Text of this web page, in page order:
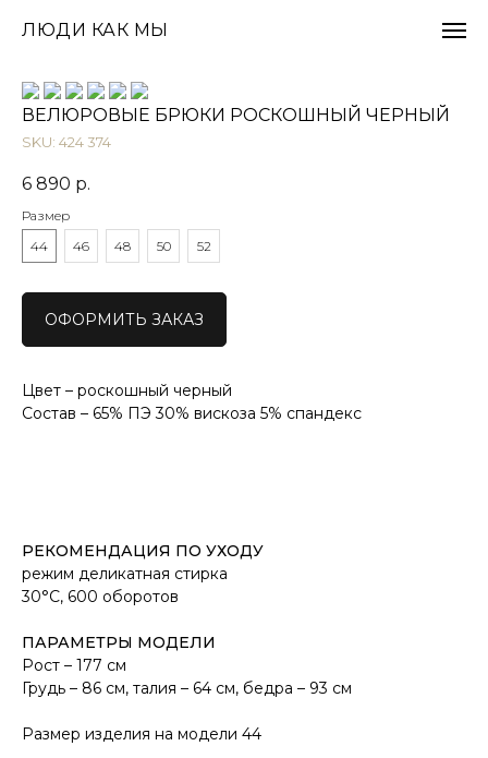
ЛЮДИ КАК МЫ
ВЕЛЮРОВЫЕ БРЮКИ РОСКОШНЫЙ ЧЕРНЫЙ
SKU: 424 374
6 890 р.
Размер
44
46 48 50 52
ОФОРМИТЬ ЗАКАЗ
Цвет – роскошный черный
Состав – 65% ПЭ 30% вискоза 5% спандекс
РЕКОМЕНДАЦИЯ ПО УХОДУ
режим деликатная стирка
30°С, 600 оборотов
ПАРАМЕТРЫ МОДЕЛИ
Рост – 177 см
Грудь – 86 см, талия – 64 см, бедра – 93 см
Размер изделия на модели 44